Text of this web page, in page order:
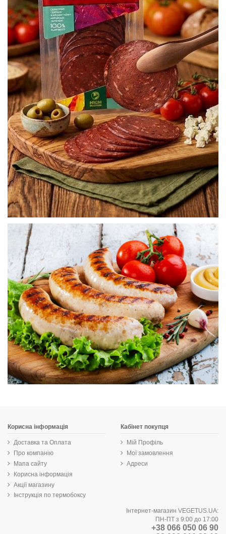
Корисна інформація
Доставка та Оплата
Про компанію
Мапа сайту
Корисна інформація
Акції магазину
Інструкція по термобоксу
Кабінет покупця
Мій Профіль
Мої замовлення
Адреси
Інтернет-магазин VEGETUS.UA:
ПН-ПТ з 9:00 до 17:00
+38 066 050 06 90